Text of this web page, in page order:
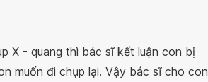
X - quang thì bác sĩ kết luận con bị
muốn đi chụp lại. Vậy bác sĩ cho con